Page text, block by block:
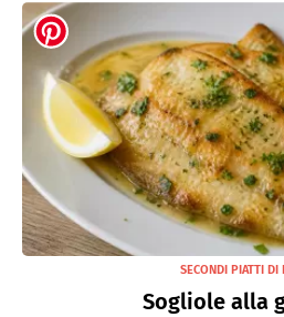
SECONDI PIATTI DI
Sogliole alla